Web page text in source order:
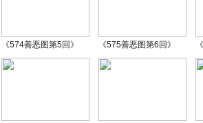
《574善恶图第5回》 《575善恶图第6回》